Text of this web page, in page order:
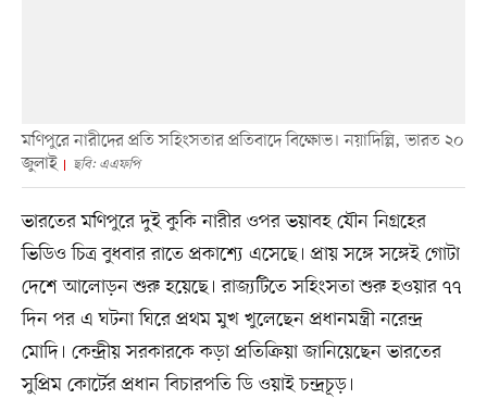
মণিপুরে নারীদের প্রতি সহিংসতার প্রতিবাদে বিক্ষোভ। নয়াদিল্লি, ভারত ২০
জুলাই
ছবি: এএফপি
ভারতের মণিপুরে দুই কুকি নারীর ওপর ভয়াবহ যৌন নিগ্রহের
ভিডিও চিত্র বুধবার রাতে প্রকাশ্যে এসেছে। প্রায় সঙ্গে সঙ্গেই গোটা
দেশে আলোড়ন শুরু হয়েছে। রাজ্যটিতে সহিংসতা শুরু হওয়ার ৭৭
দিন পর এ ঘটনা ঘিরে প্রথম মুখ খুলেছেন প্রধানমন্ত্রী নরেন্দ্র
মোদি। কেন্দ্রীয় সরকারকে কড়া প্রতিক্রিয়া জানিয়েছেন ভারতের
সুপ্রিম কোর্টের প্রধান বিচারপতি ডি ওয়াই চন্দ্রচূড়।